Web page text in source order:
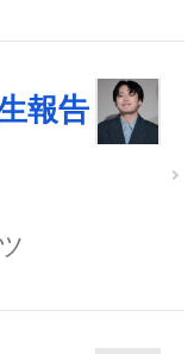
報告